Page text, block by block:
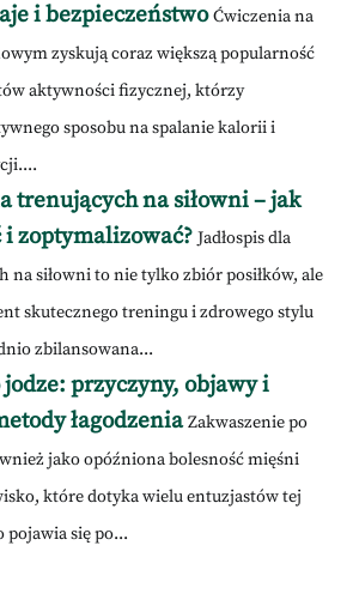
i bezpieczeństwo Ćwiczenia na
zyskują coraz większą popularność
aktywności fizycznej, którzy
sposobu na spalanie kalorii i
trenujących na siłowni – jak
i zoptymalizować? Jadłospis dla
na siłowni to nie tylko zbiór posiłków, ale
skutecznego treningu i zdrowego stylu
zbilansowana...
jodze: przyczyny, objawy i
łagodzenia Zakwaszenie po
jako opóźniona bolesność mięśni
które dotyka wielu entuzjastów tej
pojawia się po...